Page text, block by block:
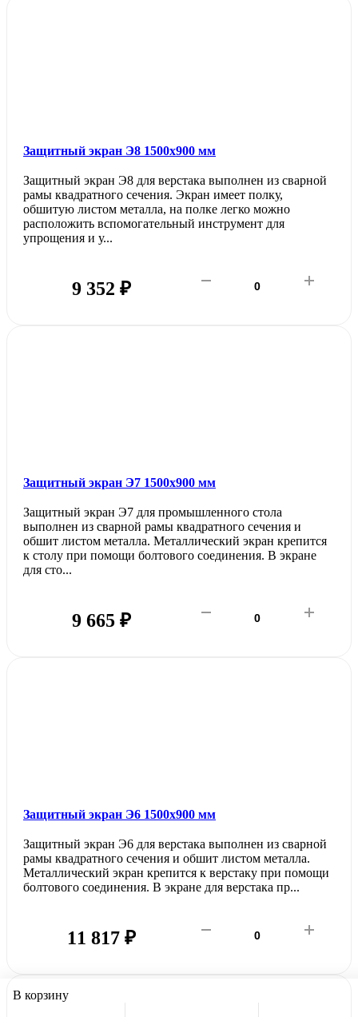
В корзину
Защитный экран Э8 1500х900 мм
Защитный экран Э8 для верстака выполнен из сварной
рамы квадратного сечения. Экран имеет полку,
обшитую листом металла, на полке легко можно
расположить вспомогательный инструмент для
упрощения и у...
9 352 ₽
Защитный экран Э7 1500х900 мм
Защитный экран Э7 для промышленного стола
выполнен из сварной рамы квадратного сечения и
обшит листом металла. Металлический экран крепится
к столу при помощи болтового соединения. В экране
для сто...
9 665 ₽
Защитный экран Э6 1500х900 мм
Защитный экран Э6 для верстака выполнен из сварной
рамы квадратного сечения и обшит листом металла.
Металлический экран крепится к верстаку при помощи
болтового соединения. В экране для верстака пр...
11 817 ₽